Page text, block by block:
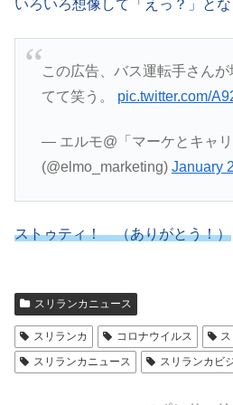
いろいろ想像して「えっ？」とな
この広告、バス運転手さん
てて笑う。 pic.twitter.com/
— エルモ@「マーケとキャリ
(@elmo_marketing) January
ストゥティ！ （ありがとう！）
スリランカニュース
スリランカ コロナウイルス
スリランカニュース
スリランカビ